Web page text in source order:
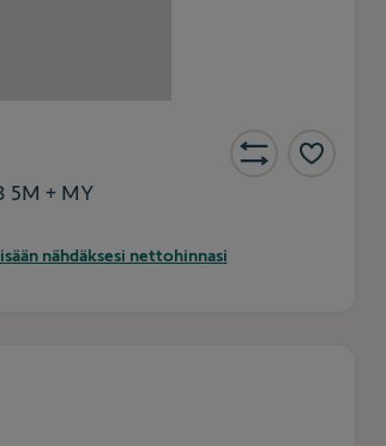
5M + MY
nähdäksesi nettohinnasi